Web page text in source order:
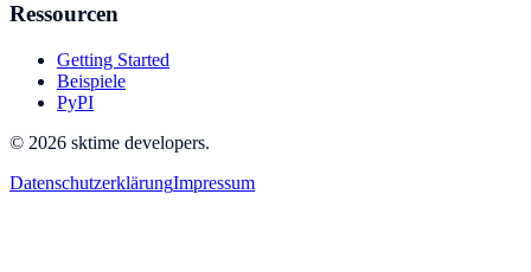
Ressourcen
Getting Started
Beispiele
PyPI
© 2026 sktime developers.
DatenschutzerklärungImpressum